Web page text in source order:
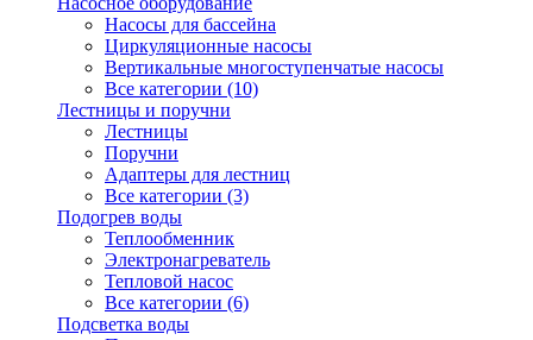
Насосы для бассейна
Циркуляционные насосы
Вертикальные многоступенчатые насосы
Все категории (10)
Лестницы и поручни
Лестницы
Поручни
Адаптеры для лестниц
Все категории (3)
Подогрев воды
Теплообменник
Электронагреватель
Тепловой насос
Все категории (6)
Подсветка воды